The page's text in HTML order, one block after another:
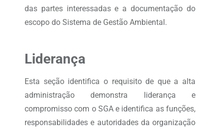
das partes interessadas e a documentação do
escopo do Sistema de Gestão Ambiental.
Liderança
Esta seção identifica o requisito de que a alta
administração demonstra liderança e
compromisso com o SGA e identifica as funções,
responsabilidades e autoridades da organização